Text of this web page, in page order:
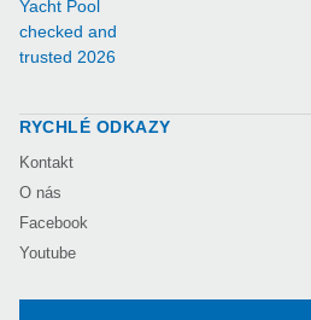
RYCHLÉ ODKAZY
Kontakt
O nás
Facebook
Youtube